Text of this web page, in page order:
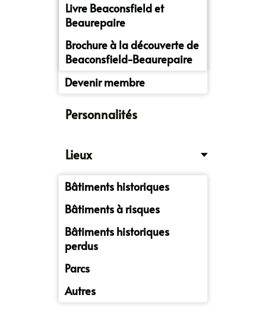
Livre Beaconsfield et
Beaurepaire
Brochure à la découverte de
Beaconsfield-Beaurepaire
Devenir membre
Personnalités
Lieux
Bâtiments historiques
Bâtiments à risques
Bâtiments historiques
perdus
Parcs
Autres